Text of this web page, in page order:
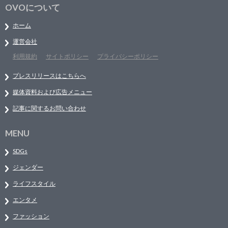
OVOについて
ホーム
運営会社
利用規約
サイトポリシー プライバシーポリシー
プレスリリースはこちらへ
媒体資料および広告メニュー
記事に関するお問い合わせ
MENU
SDGs
ジェンダー
ライフスタイル
エンタメ
ファッション